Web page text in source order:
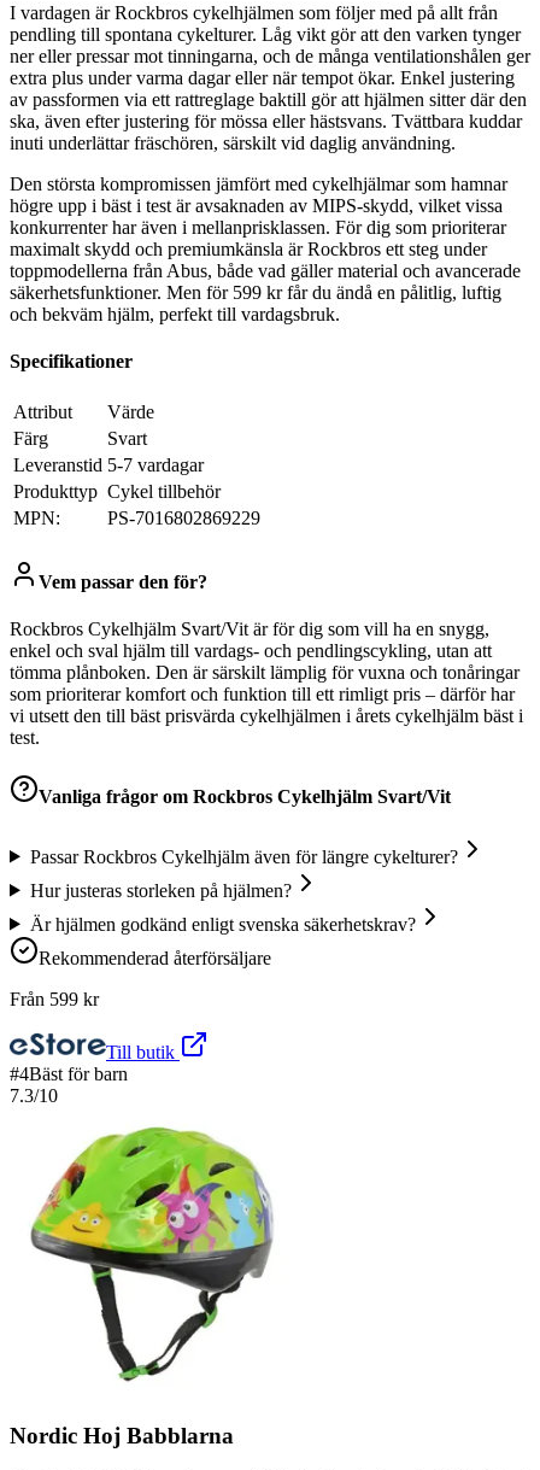
I vardagen är Rockbros cykelhjälmen som följer med på allt från
pendling till spontana cykelturer. Låg vikt gör att den varken tynger
ner eller pressar mot tinningarna, och de många ventilationshålen ger
extra plus under varma dagar eller när tempot ökar. Enkel justering
av passformen via ett rattreglage baktill gör att hjälmen sitter där den
ska, även efter justering för mössa eller hästsvans. Tvättbara kuddar
inuti underlättar fräschören, särskilt vid daglig användning.
Den största kompromissen jämfört med cykelhjälmar som hamnar
högre upp i bäst i test är avsaknaden av MIPS-skydd, vilket vissa
konkurrenter har även i mellanprisklassen. För dig som prioriterar
maximalt skydd och premiumkänsla är Rockbros ett steg under
toppmodellerna från Abus, både vad gäller material och avancerade
säkerhetsfunktioner. Men för 599 kr får du ändå en pålitlig, luftig
och bekväm hjälm, perfekt till vardagsbruk.
Specifikationer
Attribut
Värde
Färg
Svart
Leveranstid 5-7 vardagar
Produkttyp Cykel tillbehör
MPN:
PS-7016802869229
Vem passar den för?
Rockbros Cykelhjälm Svart/Vit är för dig som vill ha en snygg,
enkel och sval hjälm till vardags- och pendlingscykling, utan att
tömma plånboken. Den är särskilt lämplig för vuxna och tonåringar
som prioriterar komfort och funktion till ett rimligt pris – därför har
vi utsett den till bäst prisvärda cykelhjälmen i årets cykelhjälm bäst i
test.
Vanliga frågor om Rockbros Cykelhjälm Svart/Vit
Passar Rockbros Cykelhjälm även för längre cykelturer?
Hur justeras storleken på hjälmen?
Är hjälmen godkänd enligt svenska säkerhetskrav?
Rekommenderad återförsäljare
Från 599 kr
Till butik
#4Bäst för barn
7.3/10
Nordic Hoj Babblarna